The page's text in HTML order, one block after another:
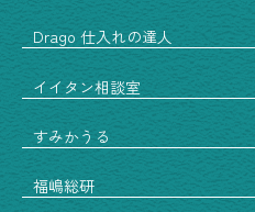
Drago 仕入れの達人
イイタン相談室
すみかうる
福嶋総研